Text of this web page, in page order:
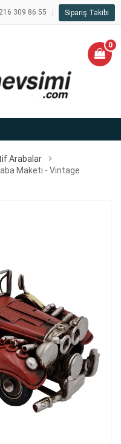
309 86 55 Sipariş Takibi
0
Arabalar
Maketi - Vintage